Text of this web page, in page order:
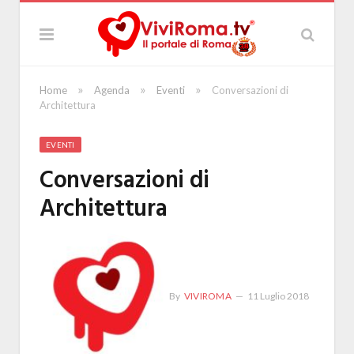
Home » Agenda » Eventi »
Conversazioni di
Architettura
EVENTI
Conversazioni di
Architettura
By VIVIROMA 11 Luglio 2018